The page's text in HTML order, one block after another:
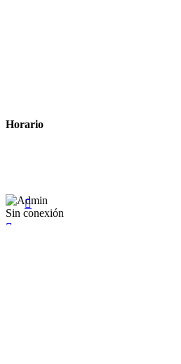
Horario
Sin conexión

